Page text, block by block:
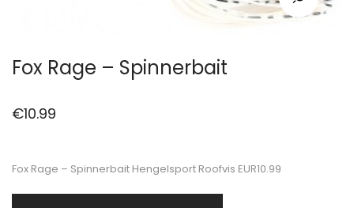
Fox Rage – Spinnerbait
€10.99
Fox Rage – Spinnerbait Hengelsport Roofvis EUR10.99